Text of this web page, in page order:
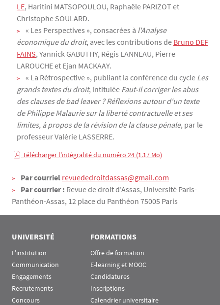
LE, Haritini MATSOPOULOU, Raphaële PARIZOT et
Christophe SOULARD.
« Les Perspectives », consacrées à l'Analyse
économique du droit, avec les contributions de Bruno DEF
FAINS, Yannick GABUTHY, Régis LANNEAU, Pierre
LAROUCHE et Ejan MACKAAY.
« La Rétrospective », publiant la conférence du cycle Les
grands textes du droit, intitulée Faut-il corriger les abus
des clauses de bad leaver ? Réflexions autour d'un texte
de Philippe Malaurie sur la liberté contractuelle et ses
limites, à propos de la révision de la clause pénale, par le
professeur Valérie LASSERRE.
Télécharger l'intégralité du numéro 24 (1.17 Mo)
Contact
Par courriel revuededroitdassas@gmail.com
Par courrier : Revue de droit d'Assas, Université Paris-
Panthéon-Assas, 12 place du Panthéon 75005 Paris
UNIVERSITÉ
L'institution
Communication
Engagements
Recrutements
Concours
FORMATIONS
Offre de formation
E-learning et MOOC
Candidatures
Inscriptions
Calendrier universitaire